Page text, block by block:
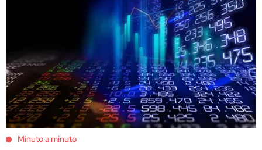
Minuto a minuto